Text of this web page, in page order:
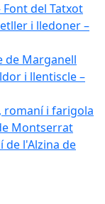
del Tatxot
i lledoner –
de Marganell
i llentiscle –
romaní i farigola
Montserrat
de l'Alzina de